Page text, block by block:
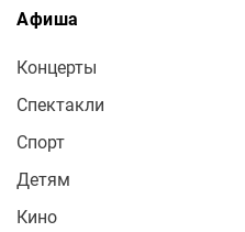
Афиша
Концерты
Спектакли
Спорт
Детям
Кино